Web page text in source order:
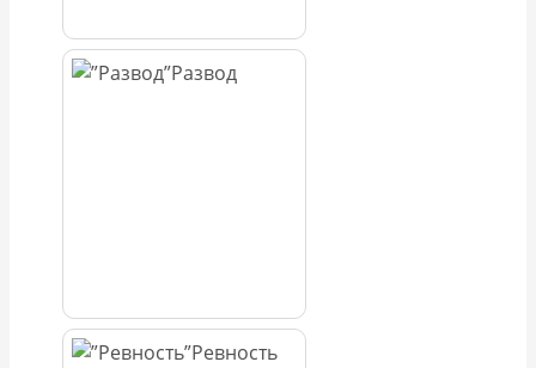
Развод
Ревность